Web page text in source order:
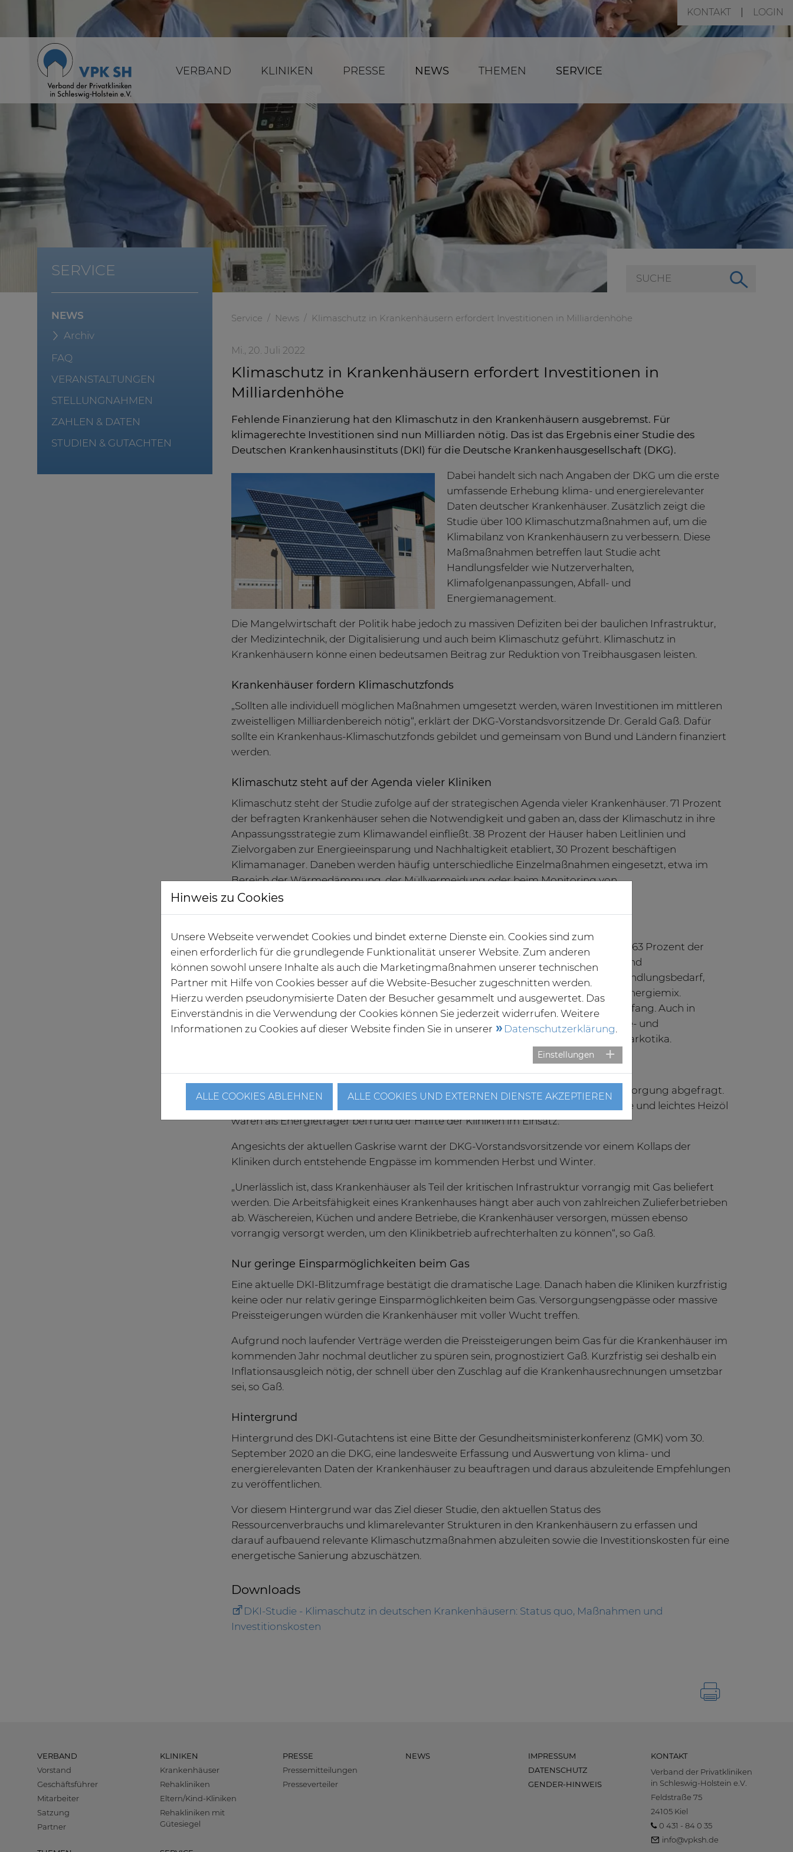
KONTAKT LOGIN
VERBAND KLINIKEN PRESSE NEWS THEMEN SERVICE
SERVICE
NEWS
Archiv
FAQ
VERANSTALTUNGEN
STELLUNGNAHMEN
ZAHLEN & DATEN
STUDIEN & GUTACHTEN
Service News Klimaschutz in Krankenhäusern erfordert Investitionen in Milliardenhöhe
Mi., 20. Juli 2022
Klimaschutz in Krankenhäusern erfordert Investitionen in
Milliardenhöhe
Fehlende Finanzierung hat den Klimaschutz in den Krankenhäusern ausgebremst. Für
klimagerechte Investitionen sind nun Milliarden nötig. Das ist das Ergebnis einer Studie des
Deutschen Krankenhausinstituts (DKI) für die Deutsche Krankenhausgesellschaft (DKG).
Dabei handelt sich nach Angaben der DKG um die erste
umfassende Erhebung klima- und energierelevanter
Daten deutscher Krankenhäuser. Zusätzlich zeigt die
Studie über 100 Klimaschutzmaßnahmen auf, um die
Klimabilanz von Krankenhäusern zu verbessern. Diese
Maßmaßnahmen betreffen laut Studie acht
Handlungsfelder wie Nutzerverhalten,
Klimafolgenanpassungen, Abfall- und
Energiemanagement.
Die Mangelwirtschaft der Politik habe jedoch zu massiven Defiziten bei der baulichen Infrastruktur,
der Medizintechnik, der Digitalisierung und auch beim Klimaschutz geführt. Klimaschutz in
Krankenhäusern könne einen bedeutsamen Beitrag zur Reduktion von Treibhausgasen leisten.
Krankenhäuser fordern Klimaschutzfonds
„Sollten alle individuell möglichen Maßnahmen umgesetzt werden, wären Investitionen im mittleren
zweistelligen Milliardenbereich nötig“, erklärt der DKG-Vorstandsvorsitzende Dr. Gerald Gaß. Dafür
sollte ein Krankenhaus-Klimaschutzfonds gebildet und gemeinsam von Bund und Ländern finanziert
werden.
Klimaschutz steht auf der Agenda vieler Kliniken
Klimaschutz steht der Studie zufolge auf der strategischen Agenda vieler Krankenhäuser. 71 Prozent
der befragten Krankenhäuser sehen die Notwendigkeit und gaben an, dass der Klimaschutz in ihre
Anpassungsstrategie zum Klimawandel einfließt. 38 Prozent der Häuser haben Leitlinien und
Zielvorgaben zur Energieeinsparung und Nachhaltigkeit etabliert, 30 Prozent beschäftigen
Klimamanager. Daneben werden häufig unterschiedliche Einzelmaßnahmen eingesetzt, etwa im
Bereich der Wärmedämmung, der Müllvermeidung oder beim Monitoring von
Verbrauchskennzahlen.
Aktuell ist das Klimaschutzpotenzial der Krankenhäuser noch nicht ausgeschöpft: 63 Prozent der
befragten Kliniken sehen Verbesserungsmöglichkeiten im Bereich der Energie- und
Stromversorgung. Bei der Wärmeversorgung sieht jedes zweite Krankenhaus Handlungsbedarf,
etwa bei den technischen Anlagen, der Wärmerückgewinnung und dem Primärenergiemix.
Erneuerbare Energien kommen zwar zum Einsatz, jedoch nur in begrenztem Umfang. Auch in
anderen Maßnahmenfeldern gibt es noch viel Potenzial, zum Beispiel bei der Kälte- und
Wasserversorgung oder durch den kontrollierten Einsatz von klimaschädlichen Narkotika.
Im Rahmen der Untersuchung wurden auch zentrale Kennzahlen der Wärmeversorgung abgefragt.
Bei den genutzten Energieträgern dominierte Erdgas mit 92 Prozent, Fernwärme und leichtes Heizöl
waren als Energieträger bei rund der Hälfte der Kliniken im Einsatz.
Angesichts der aktuellen Gaskrise warnt der DKG-Vorstandsvorsitzende vor einem Kollaps der
Kliniken durch entstehende Engpässe im kommenden Herbst und Winter.
„Unerlässlich ist, dass Krankenhäuser als Teil der kritischen Infrastruktur vorrangig mit Gas beliefert
werden. Die Arbeitsfähigkeit eines Krankenhauses hängt aber auch von zahlreichen Zulieferbetrieben
ab. Wäschereien, Küchen und andere Betriebe, die Krankenhäuser versorgen, müssen ebenso
vorrangig versorgt werden, um den Klinikbetrieb aufrechterhalten zu können“, so Gaß.
Nur geringe Einsparmöglichkeiten beim Gas
Eine aktuelle DKI-Blitzumfrage bestätigt die dramatische Lage. Danach haben die Kliniken kurzfristig
keine oder nur relativ geringe Einsparmöglichkeiten beim Gas. Versorgungsengpässe oder massive
Preissteigerungen würden die Krankenhäuser mit voller Wucht treffen.
Aufgrund noch laufender Verträge werden die Preissteigerungen beim Gas für die Krankenhäuser im
kommenden Jahr nochmal deutlicher zu spüren sein, prognostiziert Gaß. Kurzfristig sei deshalb ein
Inflationsausgleich nötig, der schnell über den Zuschlag auf die Krankenhausrechnungen umsetzbar
sei, so Gaß.
Hintergrund
Hintergrund des DKI-Gutachtens ist eine Bitte der Gesundheitsministerkonferenz (GMK) vom 30.
September 2020 an die DKG, eine landesweite Erfassung und Auswertung von klima- und
energierelevanten Daten der Krankenhäuser zu beauftragen und daraus abzuleitende Empfehlungen
zu veröffentlichen.
Vor diesem Hintergrund war das Ziel dieser Studie, den aktuellen Status des
Ressourcenverbrauchs und klimarelevanter Strukturen in den Krankenhäusern zu erfassen und
darauf aufbauend relevante Klimaschutzmaßnahmen abzuleiten sowie die Investitionskosten für eine
energetische Sanierung abzuschätzen.
Downloads
DKI-Studie - Klimaschutz in deutschen Krankenhäusern: Status quo, Maßnahmen und
Investitionskosten
VERBAND
Vorstand
Geschäftsführer
Mitarbeiter
Satzung
Partner
KLINIKEN
Krankenhäuser
Rehakliniken
Eltern/Kind-Kliniken
Rehakliniken mit
Gütesiegel
PRESSE
Pressemitteilungen
Presseverteiler
NEWS
KONTAKT
Verband der Privatkliniken
in Schleswig-Holstein e.V.
Feldstraße 75
24105 Kiel
0 431 - 84 0 35
info@vpksh.de
IMPRESSUM
DATENSCHUTZ
GENDER-HINWEIS
Hinweis zu Cookies
Unsere Webseite verwendet Cookies und bindet externe Dienste ein. Cookies sind zum
einen erforderlich für die grundlegende Funktionalität unserer Website. Zum anderen
können sowohl unsere Inhalte als auch die Marketingmaßnahmen unserer technischen
Partner mit Hilfe von Cookies besser auf die Website-Besucher zugeschnitten werden.
Hierzu werden pseudonymisierte Daten der Besucher gesammelt und ausgewertet. Das
Einverständnis in die Verwendung der Cookies können Sie jederzeit widerrufen. Weitere
Informationen zu Cookies auf dieser Website finden Sie in unserer
Datenschutzerklärung.
Einstellungen
ALLE COOKIES ABLEHNEN ALLE COOKIES UND EXTERNEN DIENSTE AKZEPTIEREN